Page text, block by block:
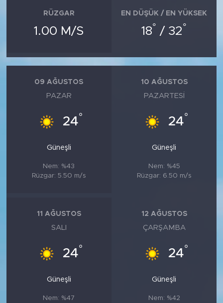
RÜZGAR
1.00 M/S
EN DÜŞÜK / EN YÜKSEK
18° / 32°
09 AĞUSTOS
PAZAR
24°
Güneşli
Nem: %43
Rüzgar: 5.50 m/s
10 AĞUSTOS
PAZARTESI
24°
Güneşli
Nem: %45
Rüzgar: 6.50 m/s
11 AĞUSTOS
SALI
24°
Güneşli
Nem: %47
12 AĞUSTOS
ÇARŞAMBA
24°
Güneşli
Nem: %42